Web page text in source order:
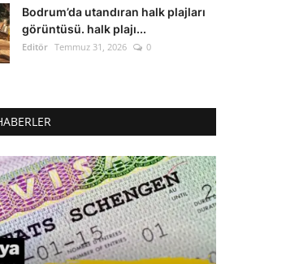
Bodrum’da utandıran halk plajları
görüntüsü. halk plajı...
Editör Temmuz 31, 2026 0